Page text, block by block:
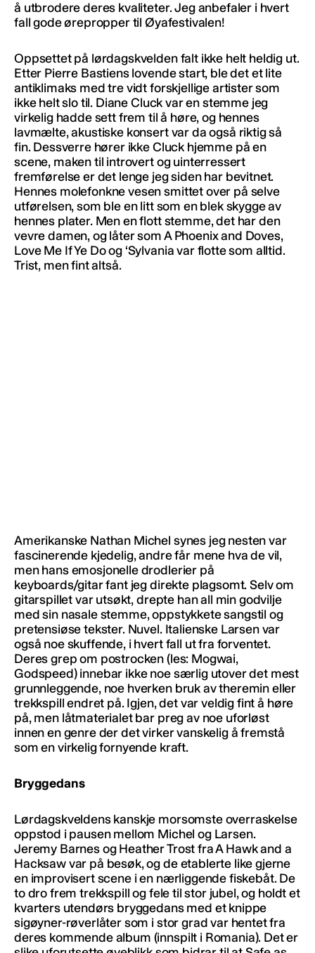
å utbrodere deres kvaliteter. Jeg anbefaler i hvert
fall gode ørepropper til Øyafestivalen!
Oppsettet på lørdagskvelden falt ikke helt heldig ut.
Etter Pierre Bastiens lovende start, ble det et lite
antiklimaks med tre vidt forskjellige artister som
ikke helt slo til. Diane Cluck var en stemme jeg
virkelig hadde sett frem til å høre, og hennes
lavmælte, akustiske konsert var da også riktig så
fin. Dessverre hører ikke Cluck hjemme på en
scene, maken til introvert og uinterressert
fremførelse er det lenge jeg siden har bevitnet.
Hennes molefonkne vesen smittet over på selve
utførelsen, som ble en litt som en blek skygge av
hennes plater. Men en flott stemme, det har den
vevre damen, og låter som A Phoenix and Doves,
Love Me If Ye Do og ‘Sylvania var flotte som alltid.
Trist, men fint altså.
Amerikanske Nathan Michel synes jeg nesten var
fascinerende kjedelig, andre får mene hva de vil,
men hans emosjonelle drodlerier på
keyboards/gitar fant jeg direkte plagsomt. Selv om
gitarspillet var utsøkt, drepte han all min godvilje
med sin nasale stemme, oppstykkete sangstil og
pretensiøse tekster. Nuvel. Italienske Larsen var
også noe skuffende, i hvert fall ut fra forventet.
Deres grep om postrocken (les: Mogwai,
Godspeed) innebar ikke noe særlig utover det mest
grunnleggende, noe hverken bruk av theremin eller
trekkspill endret på. Igjen, det var veldig fint å høre
på, men låtmaterialet bar preg av noe uforløst
innen en genre der det virker vanskelig å fremstå
som en virkelig fornyende kraft.
Bryggedans
Lørdagskveldens kanskje morsomste overraskelse
oppstod i pausen mellom Michel og Larsen.
Jeremy Barnes og Heather Trost fra A Hawk and a
Hacksaw var på besøk, og de etablerte like gjerne
en improvisert scene i en nærliggende fiskebåt. De
to dro frem trekkspill og fele til stor jubel, og holdt et
kvarters utendørs bryggedans med et knippe
sigøyner-røverlåter som i stor grad var hentet fra
deres kommende album (innspilt i Romania). Det er